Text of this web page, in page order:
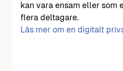
kan vara ensam eller som
flera deltagare.
Läs mer om en digitalt